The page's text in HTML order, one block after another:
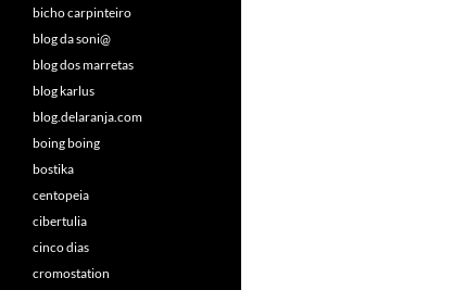
bicho carpinteiro
blog da soni@
blog dos marretas
blog karlus
blog.delaranja.com
boing boing
bostika
centopeia
cibertulia
cinco dias
cromostation